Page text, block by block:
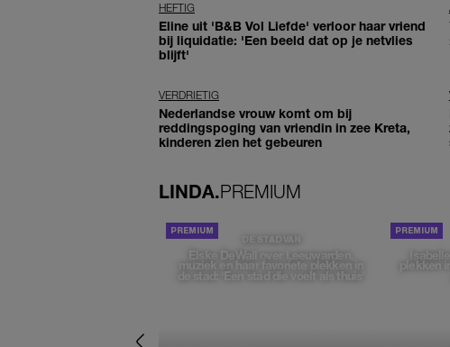
HEFTIG
Eline uit 'B&B Vol Liefde' verloor haar vriend
bij liquidatie: 'Een beeld dat op je netvlies
blijft'
VERDRIETIG
Nederlandse vrouw komt om bij
reddingspoging van vriendin in zee Kreta,
kinderen zien het gebeuren
LINDA.PREMIUM
DE STAD VAN
Elske DeWall over Leeuwarden,
muziek en haar favoriete plekken in
de stad: 'Een stad die voelt als thuis'
plekken